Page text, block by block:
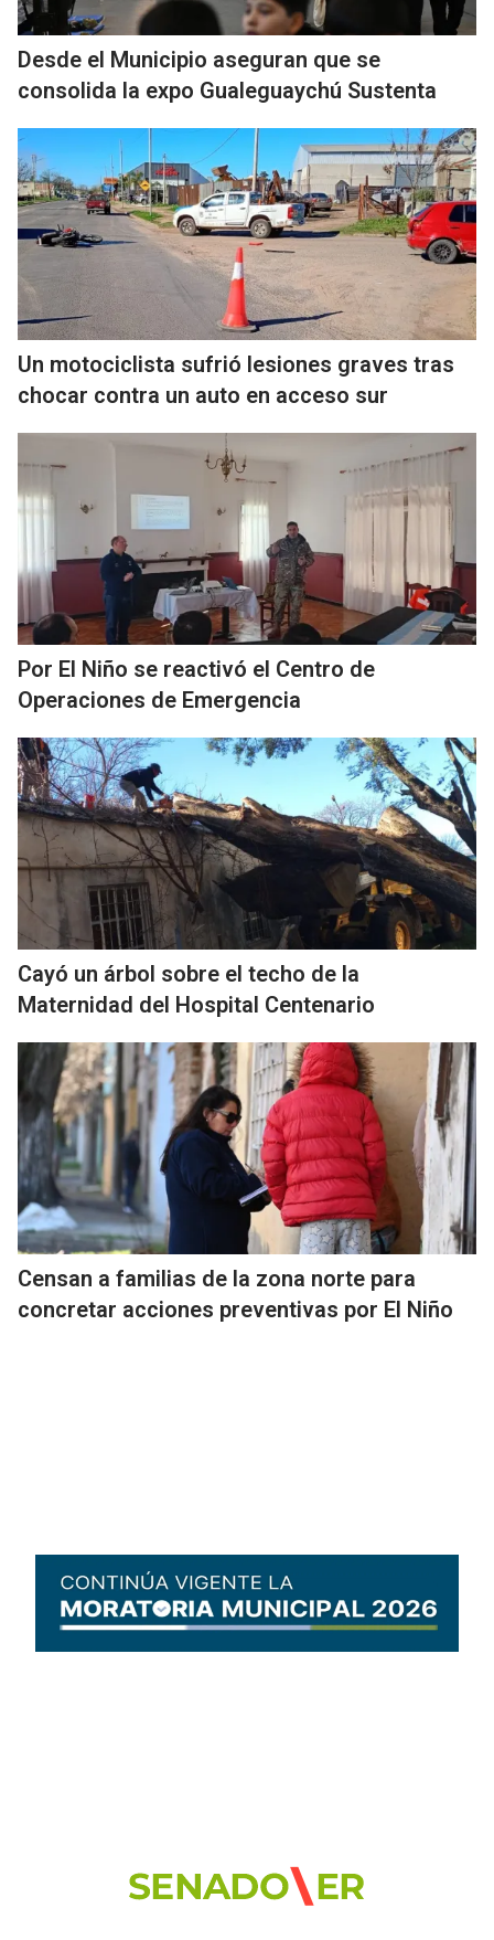
Desde el Municipio aseguran que se
consolida la expo Gualeguaychú Sustenta
Un motociclista sufrió lesiones graves tras
chocar contra un auto en acceso sur
Por El Niño se reactivó el Centro de
Operaciones de Emergencia
Cayó un árbol sobre el techo de la
Maternidad del Hospital Centenario
Censan a familias de la zona norte para
concretar acciones preventivas por El Niño